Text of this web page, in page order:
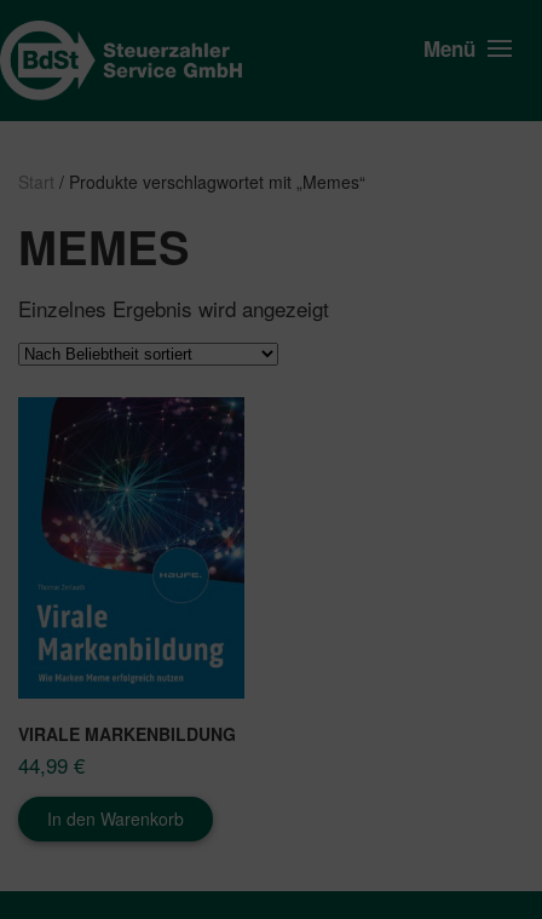
Menü
Start / Produkte verschlagwortet mit „Memes“
MEMES
Einzelnes Ergebnis wird angezeigt
VIRALE MARKENBILDUNG
44,99 €
In den Warenkorb